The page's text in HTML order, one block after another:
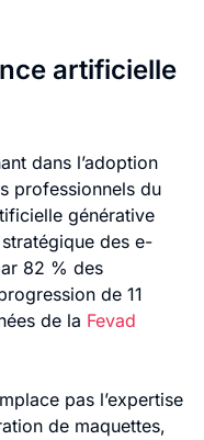
artificielle
dans l’adoption
professionnels du
générative
des e-
82 % des
de 11
de la Fevad
pas l’expertise
de maquettes,